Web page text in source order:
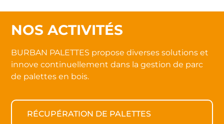
NOS ACTIVITÉS
BURBAN PALETTES propose diverses solutions et
innove continuellement dans la gestion de parc
de palettes en bois.
RÉCUPÉRATION DE PALETTES